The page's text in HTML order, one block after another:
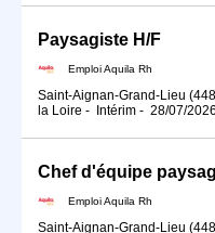
Paysagiste H/F
Emploi Aquila Rh
Saint-Aignan-Grand-Lieu
la Loire - Intérim - 28/07/2026
Chef d'équipe
Emploi Aquila Rh
Saint-Aignan-Grand-Lieu